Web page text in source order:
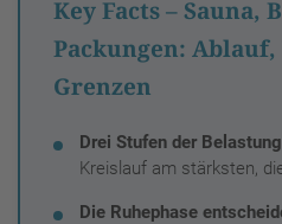
Key Facts – Sauna,
Packungen:
Grenzen
Drei Stufen der
Kreislauf am stärksten,
Die Ruhephase